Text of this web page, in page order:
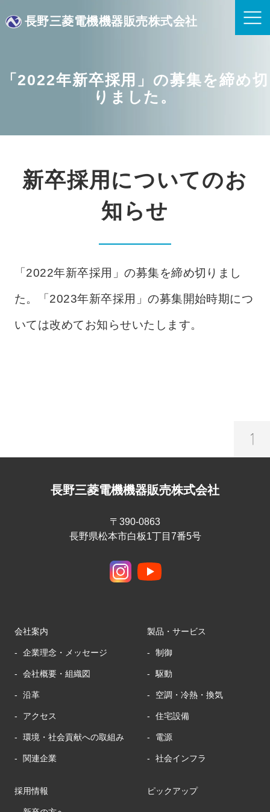
長野三菱電機機器販売株式会社
「2022年新卒採用」の募集を締め切
りました。
新卒採用についてのお
知らせ
「2022年新卒採用」の募集を締め切りまし
た。「2023年新卒採用」の募集開始時期につ
いては改めてお知らせいたします。
長野三菱電機機器販売株式会社
〒390-0863
長野県松本市白板1丁目7番5号
会社案内
企業理念・メッセージ
会社概要・組織図
沿革
アクセス
環境・社会貢献への取組み
関連企業
製品・サービス
制御
駆動
空調・冷熱・換気
住宅設備
電源
社会インフラ
採用情報 ピックアップ